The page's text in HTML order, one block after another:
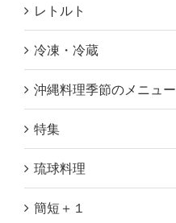
レトルト
冷凍・冷蔵
沖縄料理季節のメニュー
特集
琉球料理
簡短＋１